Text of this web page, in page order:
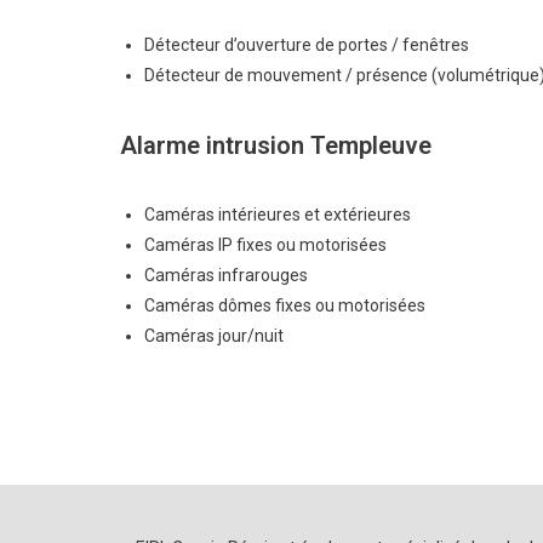
Détecteur d’ouverture de portes / fenêtres
Détecteur de mouvement / présence
Alarme intrusion Templeuve
Caméras intérieures et extérieures
Caméras IP fixes ou motorisées
Caméras infrarouges
Caméras dômes fixes ou motorisées
Caméras jour/nuit